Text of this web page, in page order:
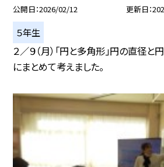
公開日 2026/02/12 更新日
５年生
２／９（月）「円と多角形」円の直径
にまとめて考えました。